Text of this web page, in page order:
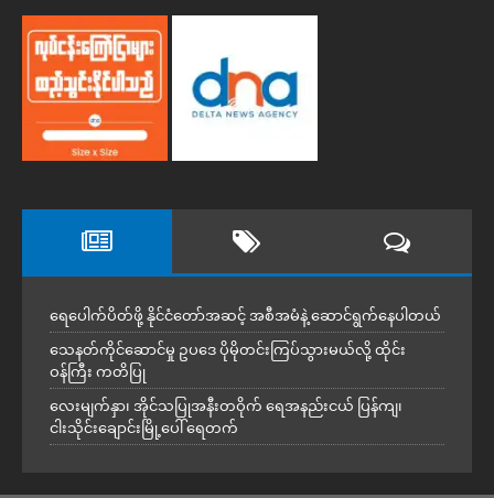
ရေပေါက်ပိတ်ဖို့ နိုင်ငံတော်အဆင့် အစီအမံနဲ့ ဆောင်ရွက်နေပါတယ်
သေနတ်ကိုင်ဆောင်မှု ဥပဒေ ပိုမိုတင်းကြပ်သွားမယ်လို့ ထိုင်း
ဝန်ကြီး ကတိပြု
လေးမျက်နှာ၊ အိုင်သပြုအနီးတဝိုက် ရေအနည်းငယ် ပြန်ကျ၊
ငါးသိုင်းချောင်းမြို့ပေါ် ရေတက်